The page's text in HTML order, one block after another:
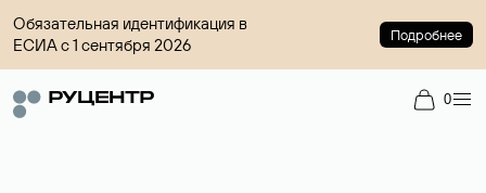
Обязательная идентификация в
ЕСИА с 1 сентября 2026
Подробнее
0